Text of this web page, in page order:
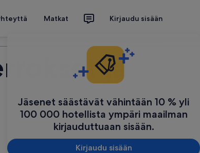
Matkat Kirjaudu sisään
Jäsenet säästävät vähintään 10 % yli
100 000 hotellista ympäri maailman
kirjauduttuaan sisään.
Kirjaudu sisään
ja